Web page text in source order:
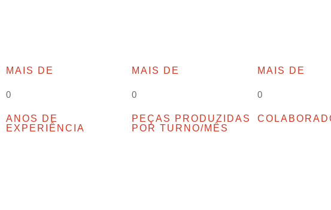
MAIS DE
0
ANOS DE
EXPERIÊNCIA
MAIS DE
0
PEÇAS PRODUZIDAS
POR TURNO/MÊS
MAIS DE
0